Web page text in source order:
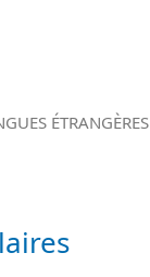
ÉTRANGÈRES